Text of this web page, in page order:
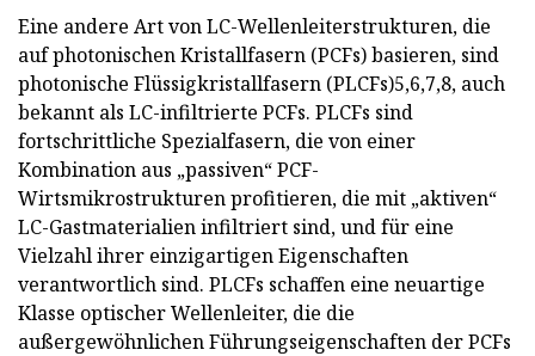
Eine andere Art von LC-Wellenleiterstrukturen, die
auf photonischen Kristallfasern (PCFs) basieren, sind
photonische Flüssigkristallfasern (PLCFs)5,6,7,8, auch
bekannt als LC-infiltrierte PCFs. PLCFs sind
fortschrittliche Spezialfasern, die von einer
Kombination aus „passiven“ PCF-
Wirtsmikrostrukturen profitieren, die mit „aktiven“
LC-Gastmaterialien infiltriert sind, und für eine
Vielzahl ihrer einzigartigen Eigenschaften
verantwortlich sind. PLCFs schaffen eine neuartige
Klasse optischer Wellenleiter, die die
außergewöhnlichen Führungseigenschaften der PCFs